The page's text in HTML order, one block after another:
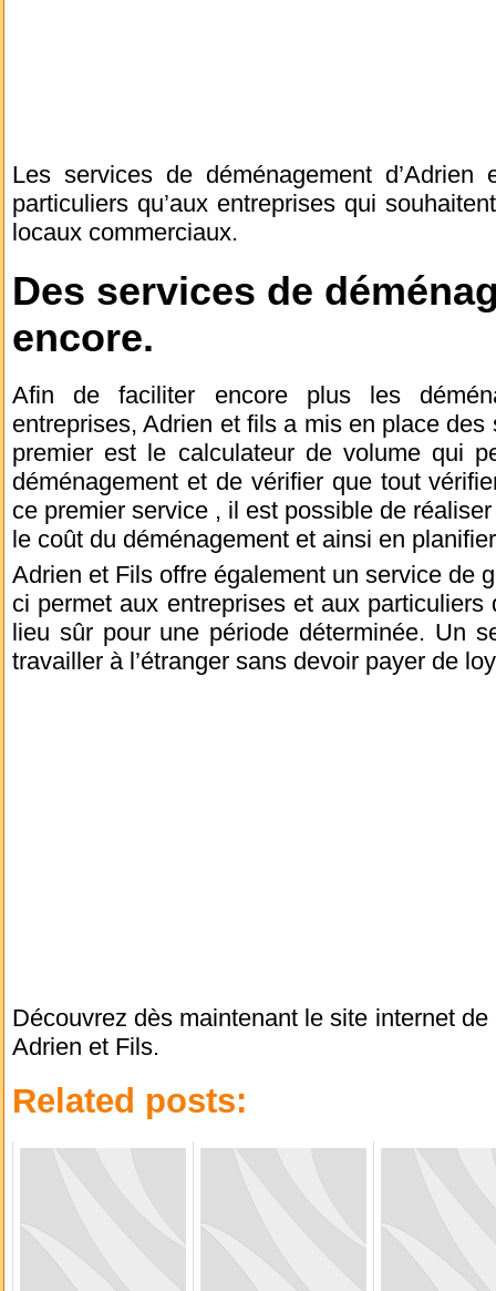
Les services de déménagement d’Adrien
particuliers qu’aux entreprises qui
locaux commerciaux.
Des services de
encore.
Afin de faciliter encore plus les
entreprises, Adrien et fils a mis en place
premier est le calculateur de volume qui
déménagement et de vérifier que tout
ce premier service , il est possible de
le coût du déménagement et ainsi en
Adrien et Fils offre également un service de
ci permet aux entreprises et aux particuliers
lieu sûr pour une période déterminée. Un
travailler à l’étranger sans devoir payer de
Découvrez dès maintenant le site internet de
Adrien et Fils.
Related posts: